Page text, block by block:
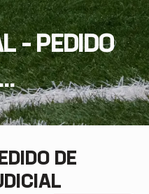
– PEDIDO
DE